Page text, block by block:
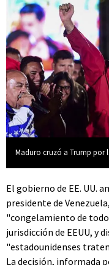
Maduro cruzó a Trump por
El gobierno de EE. UU.
presidente de
"congelamiento de
jurisdicción de EEUU, y
"estadounidenses
La decisión, informada